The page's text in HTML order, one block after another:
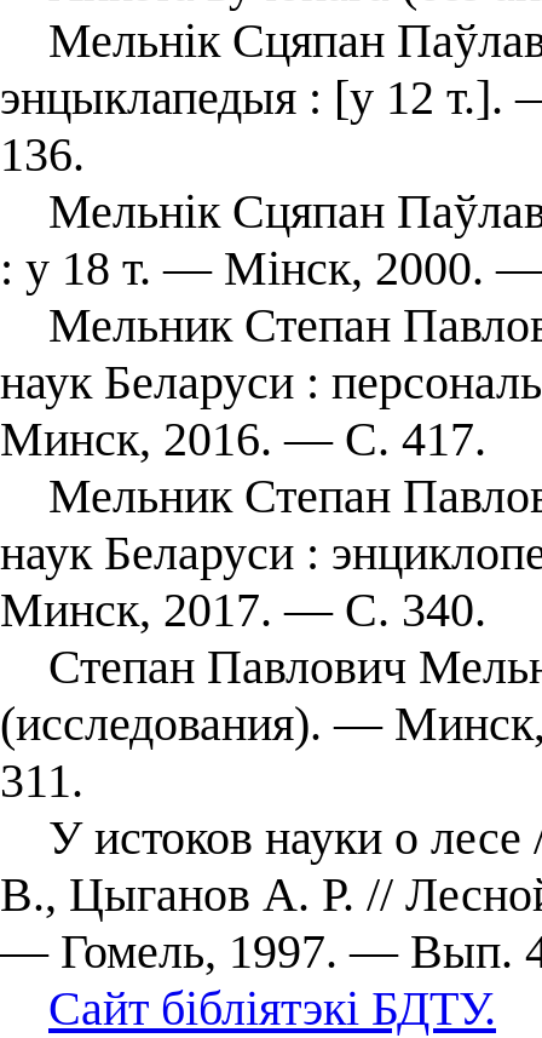
Мельнік Сцяпан
энцыклапедыя : [у 12
136.
Мельнік Сцяпан
: у 18 т. — Мінск, 2000.
Мельник Степан
наук Беларуси :
Минск, 2016. — С. 417.
Мельник Степан
наук Беларуси :
Минск, 2017. — С. 340.
Степан Павлович
(исследования). —
311.
У истоков науки о
В., Цыганов А. Р. //
— Гомель, 1997. — Вып.
Сайт бібліятэкі БДТУ.